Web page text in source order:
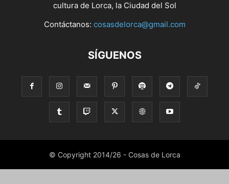
cultura de Lorca, la Ciudad del Sol
Contáctanos: cosasdelorca@gmail.com
SÍGUENOS
© Copyright 2014/26 - Cosas de Lorca